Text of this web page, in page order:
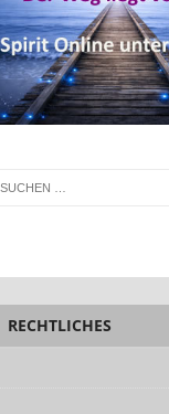
RECHTLICHES